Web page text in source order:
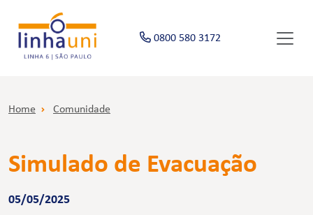
0800 580 3172
Home Comunidade
Simulado de Evacuação
05/05/2025